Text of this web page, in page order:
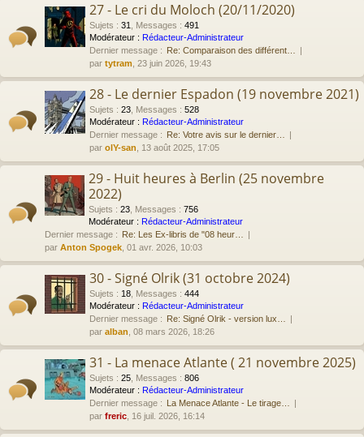
27 - Le cri du Moloch (20/11/2020)
Sujets : 31 Messages : 491
Modérateur : Rédacteur-Administrateur
Dernier message : Re: Comparaison des différent…
par tytram , 23 juin 2026, 19:43
28 - Le dernier Espadon (19 novembre 2021)
Sujets : 23 Messages : 528
Modérateur : Rédacteur-Administrateur
Dernier message : Re: Votre avis sur le dernier…
par olY-san , 13 août 2025, 17:05
29 - Huit heures à Berlin (25 novembre
2022)
Sujets : 23 Messages : 756
Modérateur : Rédacteur-Administrateur
Dernier message : Re: Les Ex-libris de "08 heur…
par Anton Spogek , 01 avr. 2026, 10:03
30 - Signé Olrik (31 octobre 2024)
Sujets : 18 Messages : 444
Modérateur : Rédacteur-Administrateur
Dernier message : Re: Signé Olrik - version lux…
par alban , 08 mars 2026, 18:26
31 - La menace Atlante ( 21 novembre 2025)
Sujets : 25 Messages : 806
Modérateur : Rédacteur-Administrateur
Dernier message : La Menace Atlante - Le tirage…
par freric , 16 juil. 2026, 16:14